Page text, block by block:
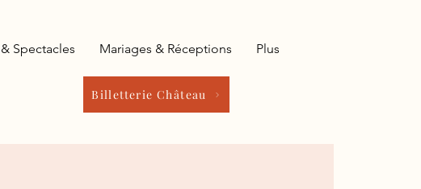
Billetterie Château
Spectacles Mariages & Réceptions Plus